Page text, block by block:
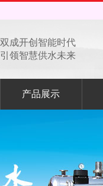
双成开创智能时代
引领智慧供水未来
产品展示